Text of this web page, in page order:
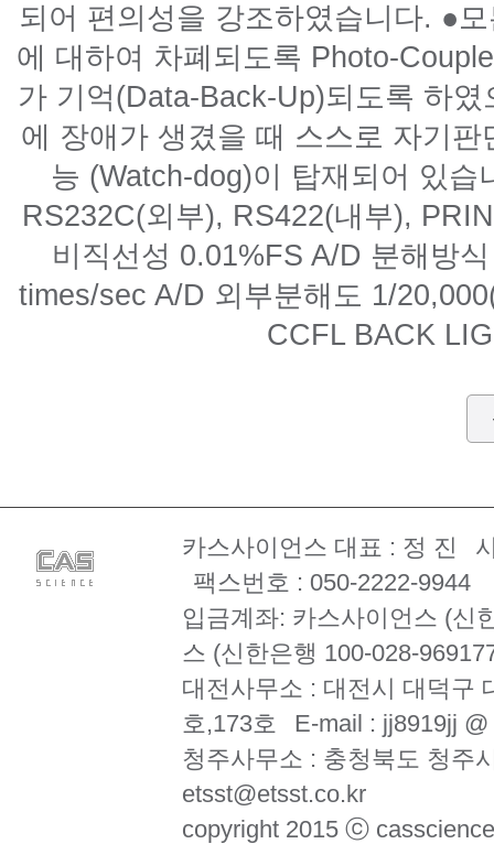
되어 편의성을 강조하였습니다. ●
에 대하여 차폐되도록 Photo-
가 기억(Data-Back-Up)되도록 하
에 장애가 생겼을 때 스스로 자기
능 (Watch-dog)이 탑재되어 있
RS232C(외부), RS422(내부),
비직선성 0.01%FS A/D 분해방
times/sec A/D 외부분해도 1/
CCFL BACK
카스사이언스 대표 : 정 진
팩스번호 : 050-2222-9944
입금계좌: 카스사이언스 (신
스 (신한은행 100-028-
대전사무소 : 대전시 대덕구
호,173호
E-mail : jj8919jj
청주사무소 : 충청북도 청주
etsst@etsst.co.kr
copyright 2015 ⓒ